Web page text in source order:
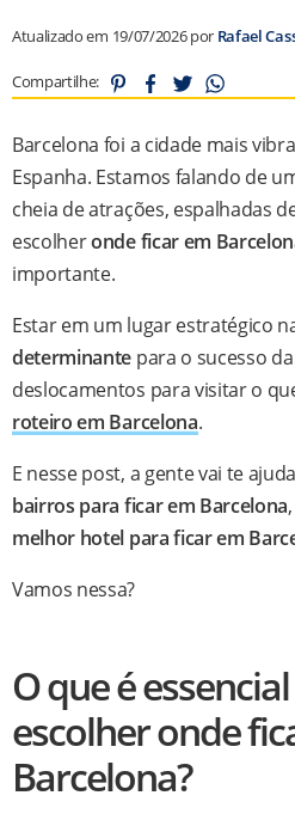
Atualizado em 19/07/2026 por Rafael
Compartilhe:
Barcelona foi a cidade mais
Espanha. Estamos falando de
cheia de atrações, espalhadas
escolheronde ficar em
importante.
Estar em um lugar estratégico
determinante para o sucesso
deslocamentos para visitar o
roteiro em Barcelona.
E nesse post, a gente vai te
bairros para ficar em Barcelona
melhor hotel para ficar em
Vamos nessa?
O que é
escolher onde
Barcelona?